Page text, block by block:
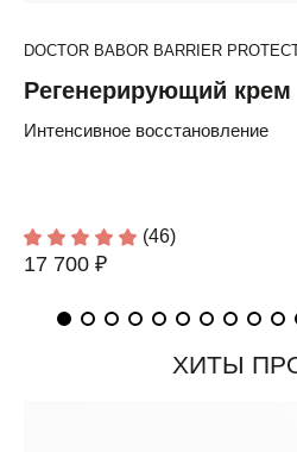
DOCTOR BABOR BARRIER
Регенерирующий крем
Интенсивное восстановление
(46)
17 700 ₽
ХИТЫ